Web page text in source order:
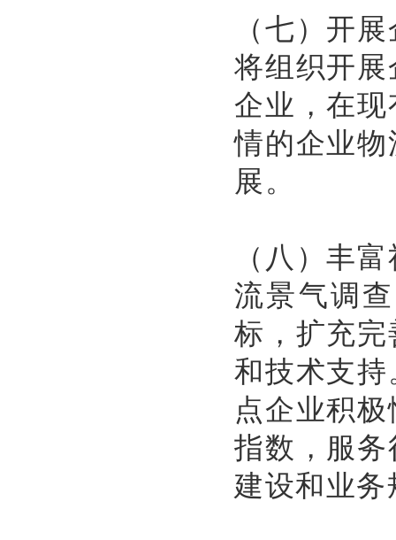
（七）开
将组织开
企业，在
情的企业
展。
（八）丰
流景气调
标，扩充
和技术支
点企业积
指数，服
建设和业